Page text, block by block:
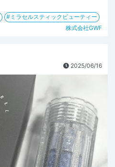
ミラセルスティックビューティー
株式会社GWF
2025/06/16